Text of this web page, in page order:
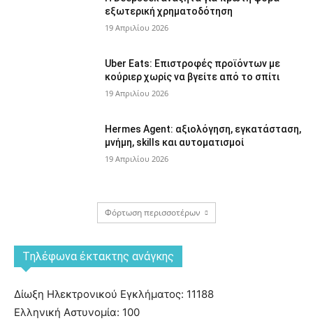
εξωτερική χρηματοδότηση
19 Απριλίου 2026
Uber Eats: Επιστροφές προϊόντων με
κούριερ χωρίς να βγείτε από το σπίτι
19 Απριλίου 2026
Hermes Agent: αξιολόγηση, εγκατάσταση,
μνήμη, skills και αυτοματισμοί
19 Απριλίου 2026
Φόρτωση περισσοτέρων
Tηλέφωνα έκτακτης ανάγκης
Δίωξη Ηλεκτρονικού Εγκλήματος: 11188
Ελληνική Αστυνομία: 100